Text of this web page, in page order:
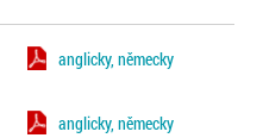
anglicky, německy
anglicky, německy